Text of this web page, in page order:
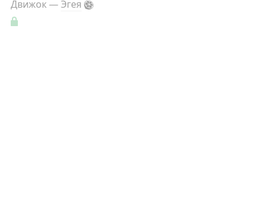
Движок —Эгея